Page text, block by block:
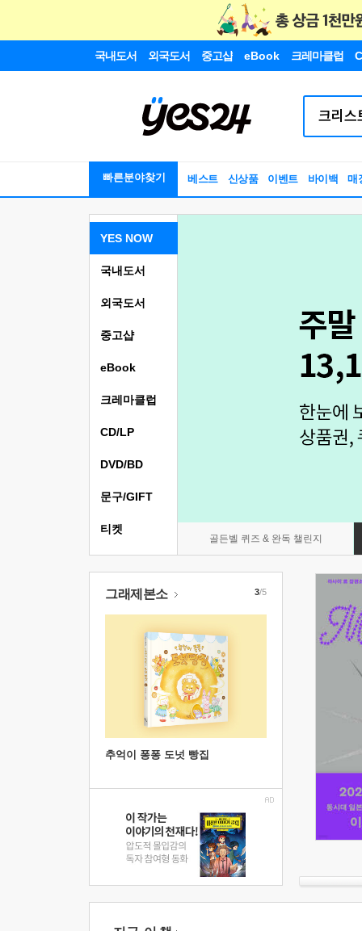
국내도서 외국도서 중고샵 eBook 크레마클럽
빠른분야찾기 베스트 신상품 이벤트 바이백 매
YES NOW
골든벨 퀴즈 & 완독 챌린지
국내도서
외국도서
중고샵
eBook
크레마클럽
CD/LP
DVD/BD
문구/GIFT
티켓
그래제본소
추억이 퐁퐁 도넛 빵집
3/5